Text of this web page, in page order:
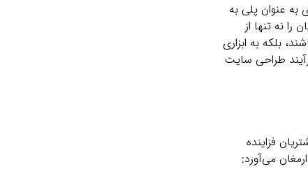
عنوان پلی به
ساری، که با یک ویترین دیجیتال ۲۴ ساعته، مشتریان را نه تنها از
بلکه به ابزاری
طراحی سایت
فزاینده
می‌آورد: